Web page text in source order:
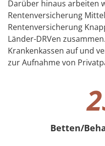
Darüber hinaus arbeiten
Rentenversicherung
Rentenversicherung
Länder-DRVen
Krankenkassen auf und
zur Aufnahme von
Betten/